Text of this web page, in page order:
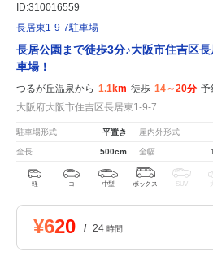
ID:310016559
長居東1-9-7駐車場
長居公園まで徒歩3分♪大阪市住吉区
車場！
つるが丘温泉から 1.1km 徒歩 14～20分 予
大阪府大阪市住吉区長居東1-9-7
駐車場形式 平置き 屋内外形式
全長 500cm 全幅
軽 コ 中型 ボックス SUV
¥620 / 24 時間